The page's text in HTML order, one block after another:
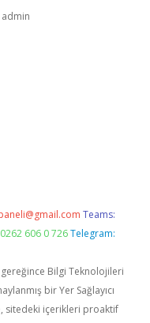
admin
Teams:
606 0 726 Telegram:
gereğince Bilgi Teknolojileri
bir Yer Sağlayıcı
sitedeki içerikleri proaktif